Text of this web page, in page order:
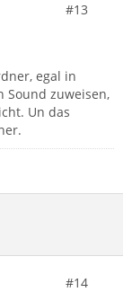
#13
egal in
Sound zuweisen,
Un das
#14